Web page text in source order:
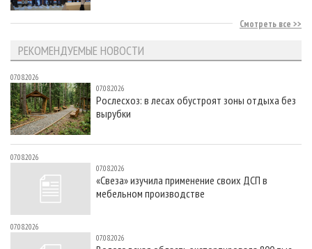
Смотреть все
РЕКОМЕНДУЕМЫЕ НОВОСТИ
07.08.2026
07.08.2026
Рослесхоз: в лесах обустроят зоны отдыха без
вырубки
07.08.2026
07.08.2026
«Свеза» изучила применение своих ДСП в
мебельном производстве
07.08.2026
07.08.2026